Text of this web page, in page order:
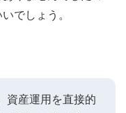
でしょう。
資産運用を直接的